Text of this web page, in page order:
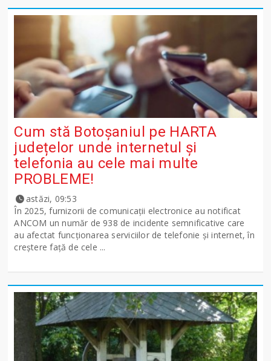
Cum stă Botoșaniul pe HARTA
județelor unde internetul și
telefonia au cele mai multe
PROBLEME!
astăzi, 09:53
În 2025, furnizorii de comunicații electronice au notificat
ANCOM un număr de 938 de incidente semnificative care
au afectat funcționarea serviciilor de telefonie și internet, în
creștere față de cele ...